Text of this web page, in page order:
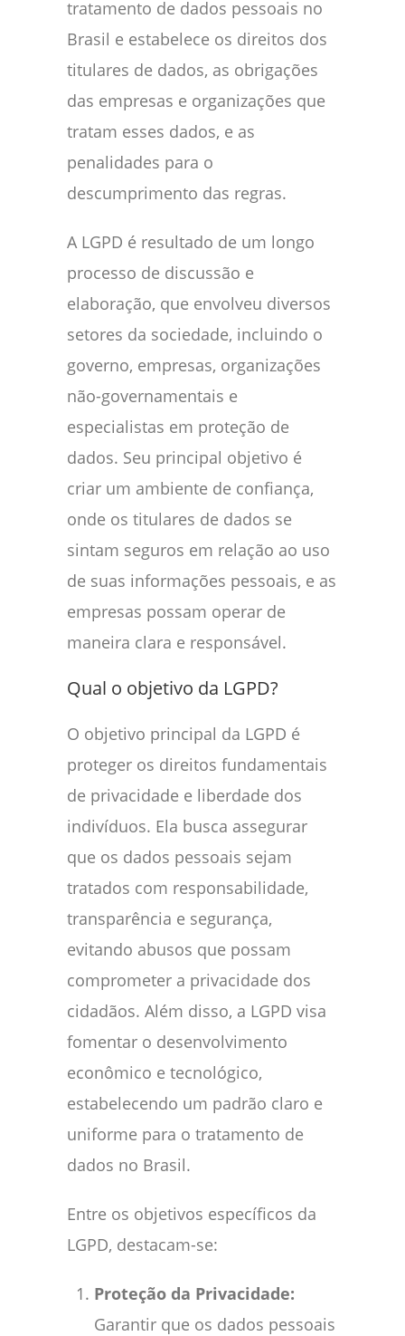
tratamento de dados pessoais no
Brasil e estabelece os direitos dos
titulares de dados, as obrigações
das empresas e organizações que
tratam esses dados, e as
penalidades para o
descumprimento das regras.
A LGPD é resultado de um longo
processo de discussão e
elaboração, que envolveu diversos
setores da sociedade, incluindo o
governo, empresas, organizações
não-governamentais e
especialistas em proteção de
dados. Seu principal objetivo é
criar um ambiente de confiança,
onde os titulares de dados se
sintam seguros em relação ao uso
de suas informações pessoais, e as
empresas possam operar de
maneira clara e responsável.
Qual o objetivo da LGPD?
O objetivo principal da LGPD é
proteger os direitos fundamentais
de privacidade e liberdade dos
indivíduos. Ela busca assegurar
que os dados pessoais sejam
tratados com responsabilidade,
transparência e segurança,
evitando abusos que possam
comprometer a privacidade dos
cidadãos. Além disso, a LGPD visa
fomentar o desenvolvimento
econômico e tecnológico,
estabelecendo um padrão claro e
uniforme para o tratamento de
dados no Brasil.
Entre os objetivos específicos da
LGPD, destacam-se:
Proteção da Privacidade:
Garantir que os dados pessoais